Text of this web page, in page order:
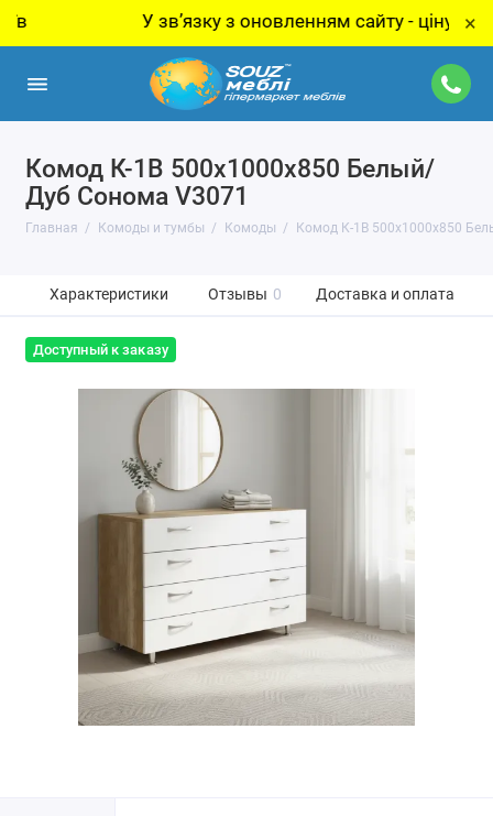
У звʼязку з оновленням сайту - ціну за ×
Комод К-1В 500x1000x850 Белый/
Дуб Сонома V3071
Главная Комоды и тумбы Комоды Комод К-1В 500x1000x850
Характеристики Отзывы 0 Доставка и оплата
Доступный к заказу